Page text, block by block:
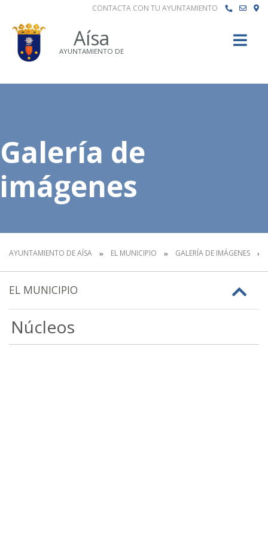
CONTACTA CON TU AYUNTAMIENTO
Aísa
AYUNTAMIENTO DE
Galería de
imágenes
AYUNTAMIENTO DE AÍSA EL MUNICIPIO GALERÍA DE IMÁGENES
EL MUNICIPIO
Núcleos